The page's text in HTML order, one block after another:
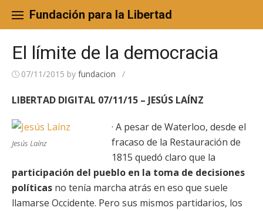
content
Fundación para la Libertad
El límite de la democracia
07/11/2015 by fundacion /
LIBERTAD DIGITAL 07/11/15 – JESÚS LAÍNZ
Jesús Laínz
· A pesar de Waterloo, desde el
fracaso de la Restauración de
1815 quedó claro que la
participación del pueblo en la toma de decisiones
políticas no tenía marcha atrás en eso que suele
llamarse Occidente. Pero sus mismos partidarios, los